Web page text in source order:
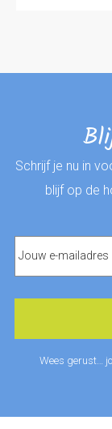
Schrijf je nu in
blijf op de
Wees gerust…